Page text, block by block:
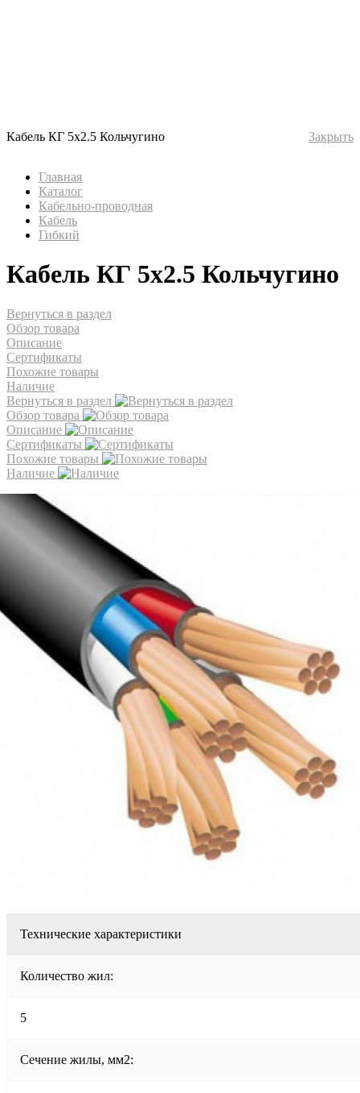
Кабель КГ 5х2.5 Кольчугино Закрыть
Главная
Каталог
Кабельно-проводная
Кабель
Гибкий
Кабель КГ 5х2.5 Кольчугино
Вернуться в раздел
Обзор товара
Описание
Сертификаты
Похожие товары
Наличие
Вернуться в раздел
Обзор товара
Описание
Сертификаты
Похожие товары
Наличие
Технические характеристики
Количество жил:
5
Сечение жилы, мм2: